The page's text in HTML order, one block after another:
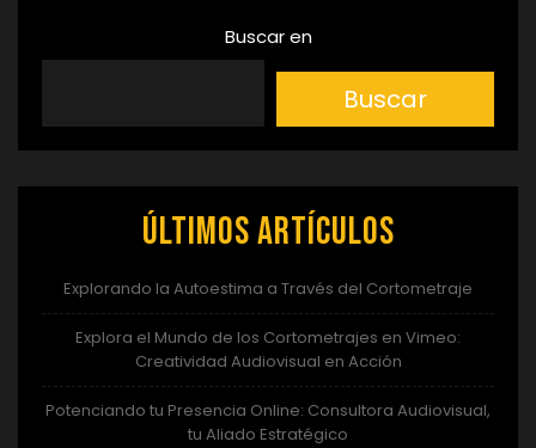
Buscar en
Buscar
Últimos artículos
Explorando la Autoestima a Través del Cortometraje
Explora el Mundo de los Cortometrajes en Vimeo:
Creatividad Audiovisual en Acción
Potenciando tu Presencia Online: Consultora Audiovisual,
tu Aliado Estratégico